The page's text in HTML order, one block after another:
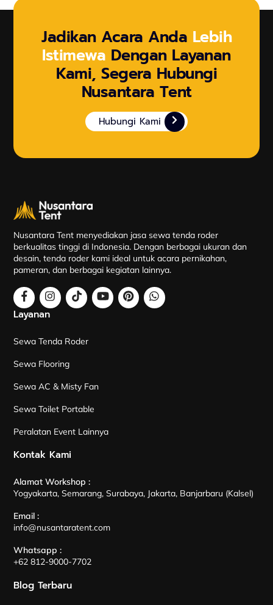
Jadikan Acara Anda Lebih
Istimewa Dengan Layanan
Kami, Segera Hubungi
Nusantara Tent
Hubungi Kami
Nusantara Tent menyediakan jasa sewa tenda roder
berkualitas tinggi di Indonesia. Dengan berbagai ukuran dan
desain, tenda roder kami ideal untuk acara pernikahan,
pameran, dan berbagai kegiatan lainnya.
Layanan
Sewa Tenda Roder
Sewa Flooring
Sewa AC & Misty Fan
Sewa Toilet Portable
Peralatan Event Lainnya
Kontak Kami
Alamat Workshop :
Yogyakarta, Semarang, Surabaya, Jakarta, Banjarbaru (Kalsel)
Email :
info@nusantaratent.com
Whatsapp :
+62 812-9000-7702
Blog Terbaru